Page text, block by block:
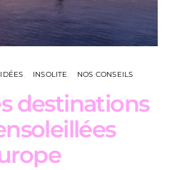
INSOLITE NOS CONSEILS
destinations